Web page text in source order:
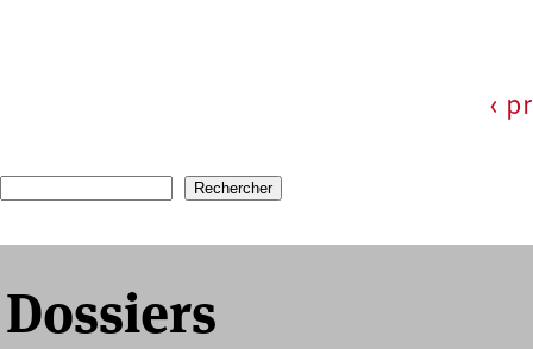
‹
Formulaire de recherche
Dossiers